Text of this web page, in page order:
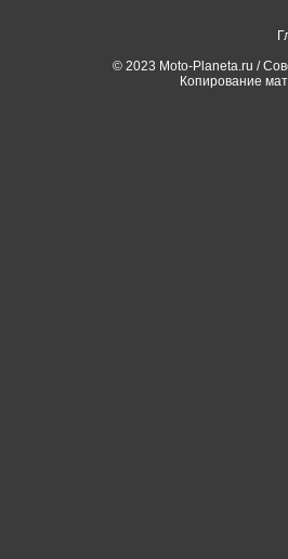
© 2023 Moto-Planeta.ru /
Копирование